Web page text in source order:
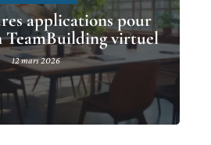
applications pour
TeamBuilding virtuel
12 mars 2026